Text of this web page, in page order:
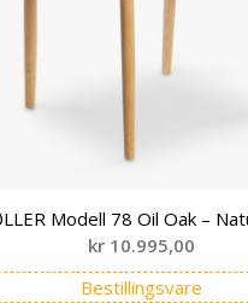
Modell 78 Oil Oak –
kr 10.995,00
Bestillingsvare